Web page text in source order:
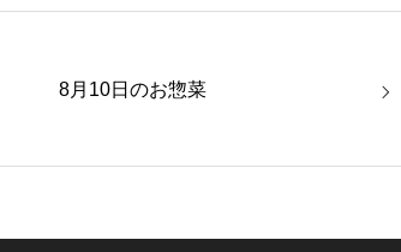
8月10日のお惣菜